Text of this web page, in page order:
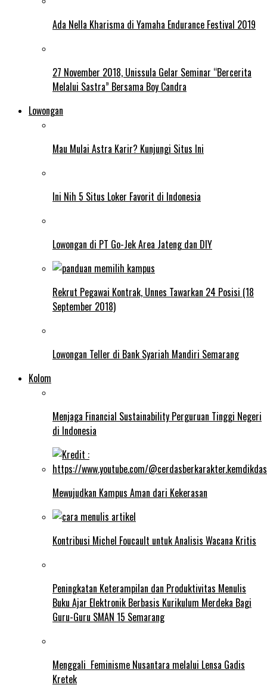
Ada Nella Kharisma di Yamaha Endurance Festival 2019
27 November 2018, Unissula Gelar Seminar “Bercerita
Melalui Sastra” Bersama Boy Candra
Lowongan
Mau Mulai Astra Karir? Kunjungi Situs Ini
Ini Nih 5 Situs Loker Favorit di Indonesia
Lowongan di PT Go-Jek Area Jateng dan DIY
Rekrut Pegawai Kontrak, Unnes Tawarkan 24 Posisi (18
September 2018)
Lowongan Teller di Bank Syariah Mandiri Semarang
Kolom
Menjaga Financial Sustainability Perguruan Tinggi Negeri
di Indonesia
Mewujudkan Kampus Aman dari Kekerasan
Kontribusi Michel Foucault untuk Analisis Wacana Kritis
Peningkatan Keterampilan dan Produktivitas Menulis
Buku Ajar Elektronik Berbasis Kurikulum Merdeka Bagi
Guru-Guru SMAN 15 Semarang
Menggali Feminisme Nusantara melalui Lensa Gadis
Kretek